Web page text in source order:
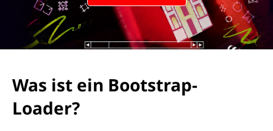
Was ist ein Bootstrap-
Loader?